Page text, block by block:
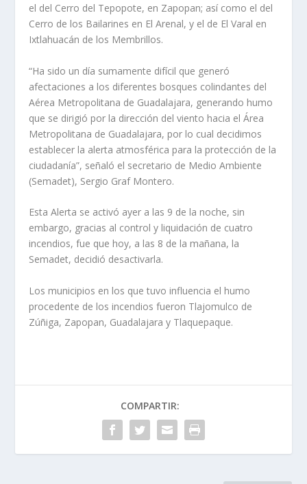
el del Cerro del Tepopote, en Zapopan; así como el del
Cerro de los Bailarines en El Arenal, y el de El Varal en
Ixtlahuacán de los Membrillos.
“Ha sido un día sumamente difícil que generó
afectaciones a los diferentes bosques colindantes del
Aérea Metropolitana de Guadalajara, generando humo
que se dirigió por la dirección del viento hacia el Área
Metropolitana de Guadalajara, por lo cual decidimos
establecer la alerta atmosférica para la protección de la
ciudadanía”, señaló el secretario de Medio Ambiente
(Semadet), Sergio Graf Montero.
Esta Alerta se activó ayer a las 9 de la noche, sin
embargo, gracias al control y liquidación de cuatro
incendios, fue que hoy, a las 8 de la mañana, la
Semadet, decidió desactivarla.
Los municipios en los que tuvo influencia el humo
procedente de los incendios fueron Tlajomulco de
Zúñiga, Zapopan, Guadalajara y Tlaquepaque.
COMPARTIR: